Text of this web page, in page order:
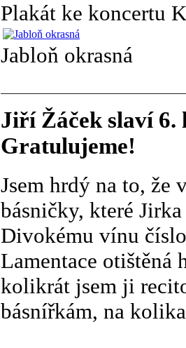
Plakát ke koncertu
Jabloň okrasná
Jiří Žáček slaví 6.
Gratulujeme!
Jsem hrdý na to,
básničky, které
Divokému vínu
Lamentace otištěná
kolikrát jsem ji
básnířkám, na